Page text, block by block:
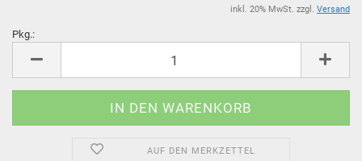
inkl. 20% MwSt. zzgl. Versand
Pkg.:
AUF DEN MERKZETTEL